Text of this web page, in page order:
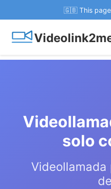
🇬🇧 This page
solo